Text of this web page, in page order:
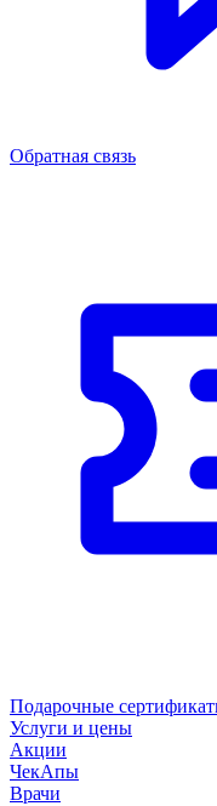
Обратная связь
Подарочные
Услуги и цены
Акции
ЧекАпы
Врачи